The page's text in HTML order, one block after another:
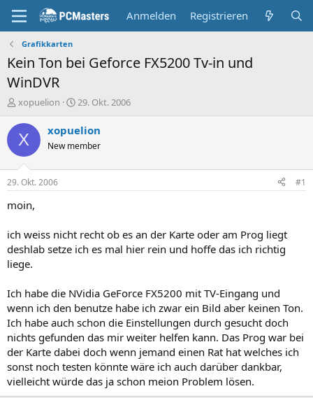
Anmelden Registrieren
Grafikkarten
Kein Ton bei Geforce FX5200 Tv-in und
WinDVR
E
s
t
e
r
xopuelion
E
s
e
t
29. Okt. 2006
X xopuelion
New member
29. Okt. 2006 #1
moin,
ich weiss nicht recht ob es an der Karte oder am Prog liegt
deshlab setze ich es mal hier rein und hoffe das ich richtig
liege.
Ich habe die NVidia GeForce FX5200 mit TV-Eingang und
wenn ich den benutze habe ich zwar ein Bild aber keinen Ton.
Ich habe auch schon die Einstellungen durch gesucht doch
nichts gefunden das mir weiter helfen kann. Das Prog war bei
der Karte dabei doch wenn jemand einen Rat hat welches ich
sonst noch testen könnte wäre ich auch darüber dankbar,
vielleicht würde das ja schon meion Problem lösen.